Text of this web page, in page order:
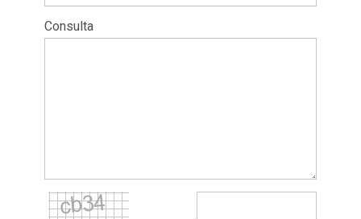
Consulta